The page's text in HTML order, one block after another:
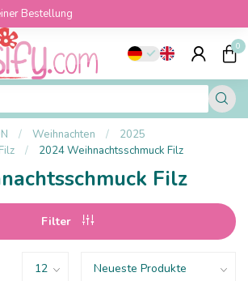
Bestellung
0
/ Weihnachten /
2025
/ 2024 Weihnachtsschmuck Filz
Filz
Filter